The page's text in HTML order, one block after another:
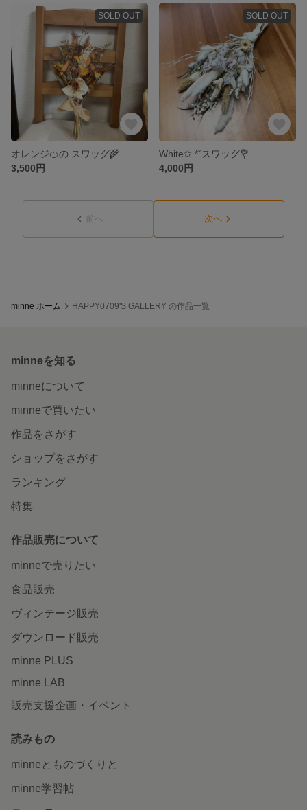
SOLD OUT
オレンジ🍊の スワッグ🌾
3,500円
SOLD OUT
White✩.*˚スワッグ💐
4,000円
前へ 次へ
minne ホーム HAPPY0709'S GALLERY の作品一覧
minneを知る
minneについて
minneで買いたい
作品をさがす
ショップをさがす
ランキング
特集
作品販売について
minneで売りたい
食品販売
ヴィンテージ販売
ダウンロード販売
minne PLUS
minne LAB
販売支援企画・イベント
読みもの
minneとものづくりと
minne学習帖